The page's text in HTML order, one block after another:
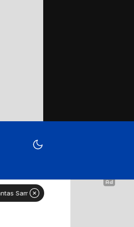
Latihan Gerak Jalan Tak Gunakan